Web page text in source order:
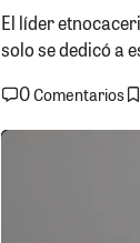
El líder
solo se dedicó a
0Comentarios